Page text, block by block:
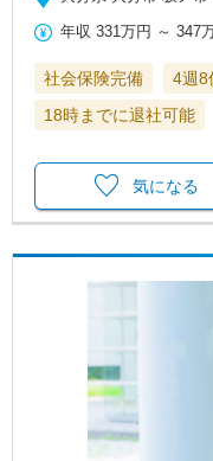
年収 331万円 ～347
社会保険完備 4週8
18時までに退社可能
気になる